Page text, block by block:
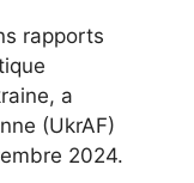
rapports
a
(UkrAF)
2024.